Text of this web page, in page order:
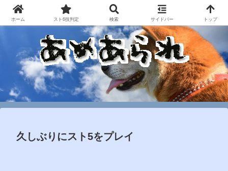
久しぶりにスト5をプレイ
ホーム スト6技判定 検索 サイドバー トップ